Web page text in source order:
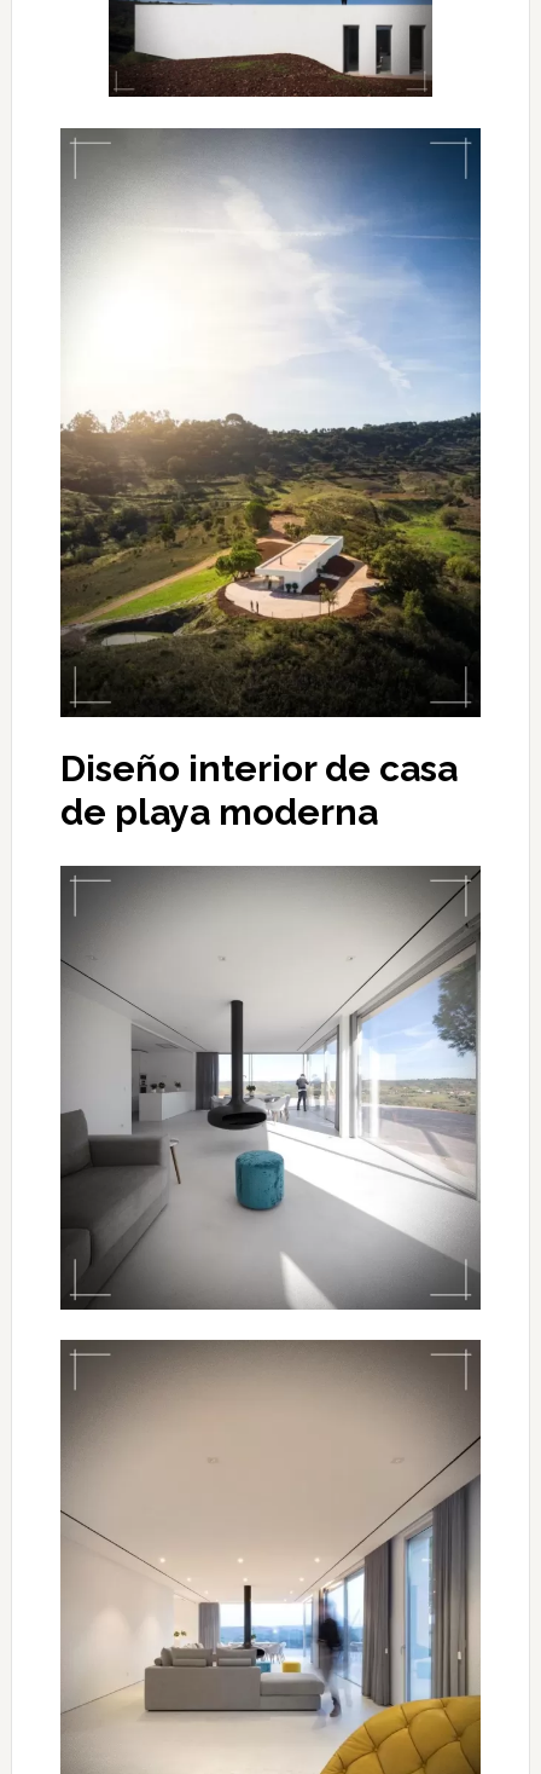
Diseño interior de casa
de playa moderna